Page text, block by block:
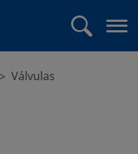
Válvulas